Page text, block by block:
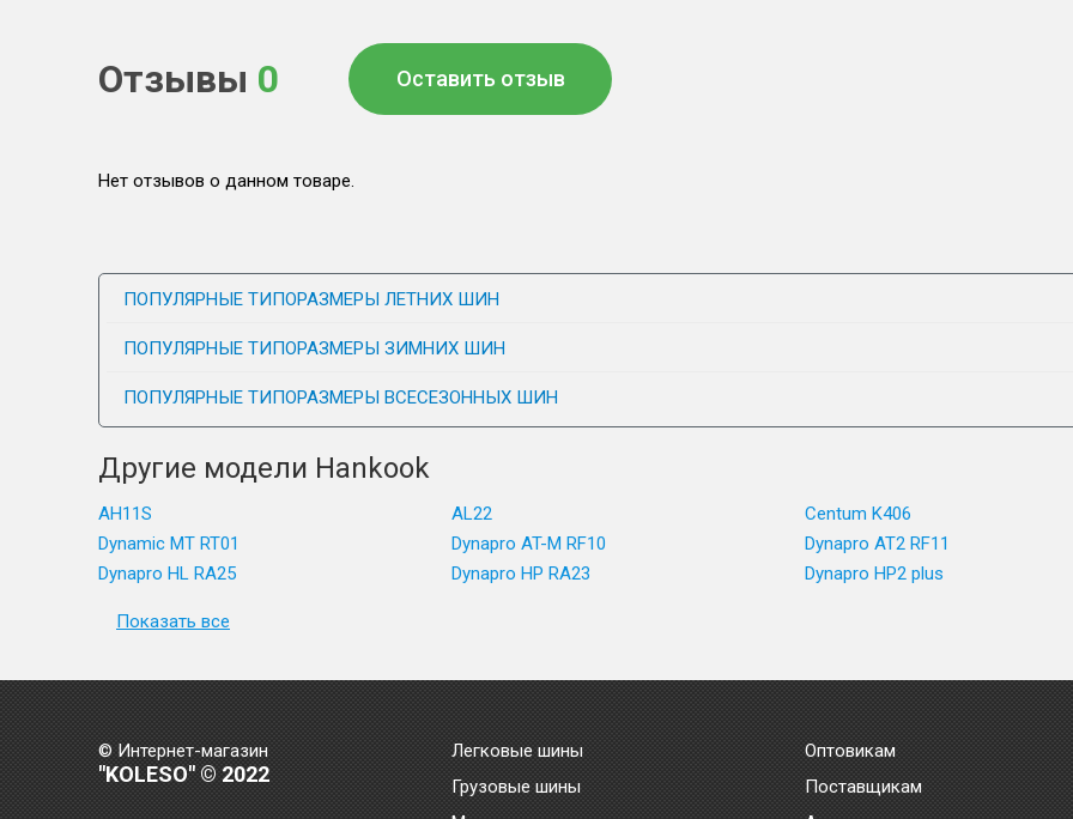
Отзывы 0 Оставить отзыв
Нет отзывов о данном товаре.
ПОПУЛЯРНЫЕ ТИПОРАЗМЕРЫ ЛЕТНИХ ШИН
ПОПУЛЯРНЫЕ ТИПОРАЗМЕРЫ ЗИМНИХ ШИН
ПОПУЛЯРНЫЕ ТИПОРАЗМЕРЫ ВСЕСЕЗОННЫХ ШИН
Другие модели Hankook
AH11S AL22
Centum K406
Dynamic MT RT01
Dynapro AT-M RF10
Dynapro AT2 RF11
Dynapro HL RA25
Dynapro HP RA23 Dynapro HP2 plus
Показать все
© Интернет-магазин
"KOLESO" © 2022
Легковые шины
Грузовые шины
Оптовикам
Поставщикам